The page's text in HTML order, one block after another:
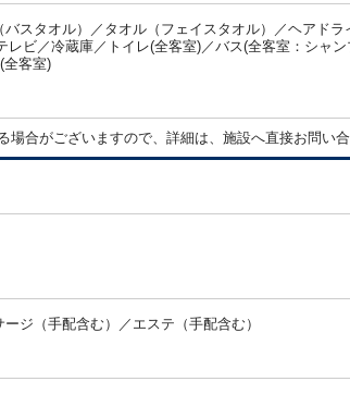
スタオル）／タオル（フェイスタオル）／ヘアド
レビ／冷蔵庫／トイレ(全客室)／バス(全客室：シャ
全客室)
合がございますので、詳細は、施設へ直接お問い合
ジ（手配含む）／エステ（手配含む）